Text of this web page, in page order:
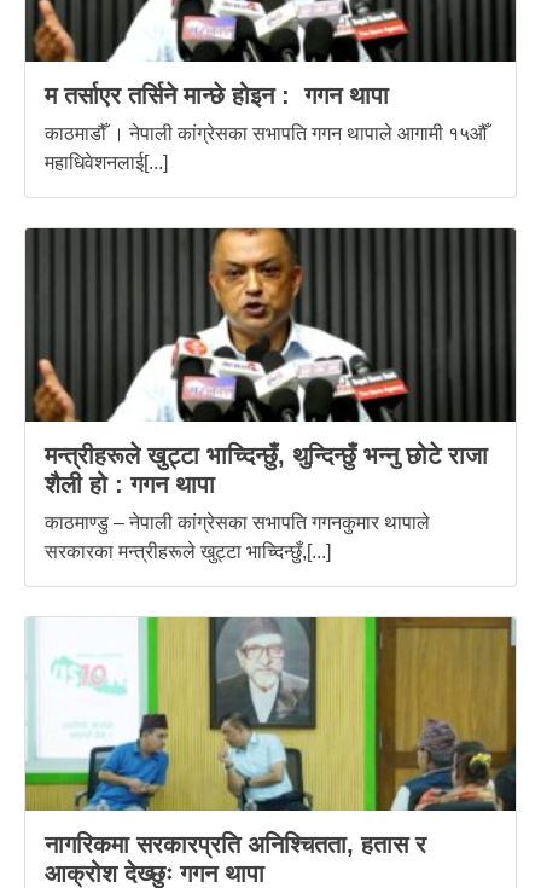
म तर्साएर तर्सिने मान्छे होइन : गगन थापा
काठमाडौँ । नेपाली कांग्रेसका सभापति गगन थापाले आगामी १५औँ
महाधिवेशनलाई[...]
मन्त्रीहरूले खुट्टा भाच्दिन्छुँ, थुन्दिन्छुँ भन्नु छोटे राजा
शैली हो : गगन थापा
काठमाण्डु – नेपाली कांग्रेसका सभापति गगनकुमार थापाले
सरकारका मन्त्रीहरूले खुट्टा भाच्दिन्छुँ,[...]
नागरिकमा सरकारप्रति अनिश्चितता, हतास र
आक्रोश देख्छुः गगन थापा